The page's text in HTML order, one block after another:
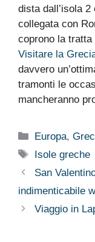
dista dall’isola
collegata con
coprono la tratta
Visitare la
davvero
tramonti le
mancheranno
Categorie
Europa,
Tag
Isole greche
San
indimenticabile
Viaggio in